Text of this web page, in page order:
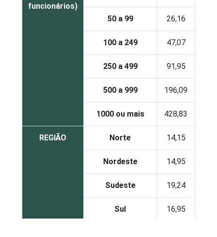
funcionários)
50 a 99 26,16
100 a 249 47,07
250 a 499 91,95
500 a 999 196,09
1000 ou mais 428,83
REGIÃO Norte 14,15
Nordeste 14,95
Sudeste 19,24
Sul 16,95